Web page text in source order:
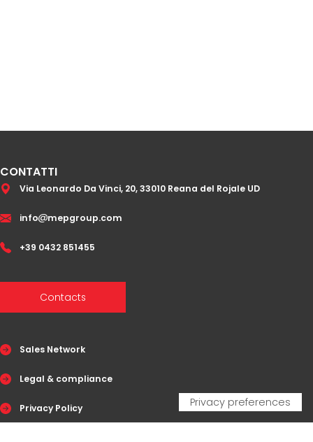
CONTATTI
Via Leonardo Da Vinci, 20, 33010 Reana del Rojale UD
info mepgroup.com
+39 0432 851455
Contacts
Sales Network
Legal & compliance
Privacy Policy